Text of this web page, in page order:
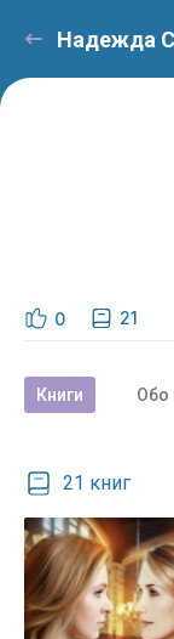
Надежда
0 21
Книги Обо
21 книг